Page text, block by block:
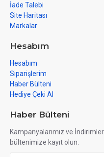
İade Talebi
Site Haritası
Markalar
Hesabım
Hesabım
Siparişlerim
Haber Bülteni
Hediye Çeki Al
Haber Bülteni
Kampanyalarımız ve
bültenimize kayıt olun.